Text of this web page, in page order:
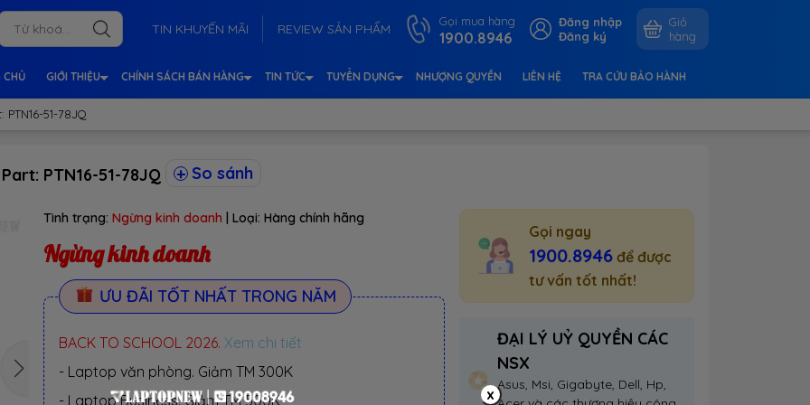
TIN KHUYẾN MÃI REVIEW SẢN PHẨM Gọi mua hàng
1900.8946
Đăng nhập
Đăng ký
Giỏ
hàng
CHỦ GIỚI THIỆU CHÍNH SÁCH BÁN HÀNG TIN TỨC TUYỂN DỤNG NHƯỢNG QUYỀN LIÊN HỆ TRA CỨU BẢO HÀNH
51-78JQ
PTN16-51-78JQ So sánh
Tình trạng: Ngừng kinh doanh | Loại: Hàng chính hãng
Ngừng kinh doanh
ƯU ĐÃI TỐT NHẤT TRONG NĂM
BACK TO SCHOOL 2026. Xem chi tiết
- Laptop văn phòng. Giảm TM 300K
- Laptop Business. Giảm TM 500K
Gọi ngay
1900.8946 để được
tư vấn tốt nhất!
ĐẠI LÝ UỶ QUYỀN CÁC
NSX
Asus, Msi, Gigabyte, Dell, Hp,
x